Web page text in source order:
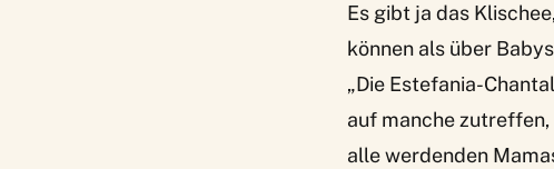
Es gibt ja das
können als über
„Die Estefania-
auf manche
alle werdenden